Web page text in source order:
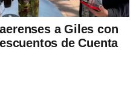
a Giles con
de Cuenta